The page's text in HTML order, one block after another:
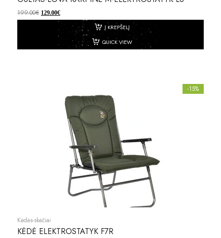
199.00€ 129.00€
Į KREPŠELĮ
QUICK VIEW
-15%
Kėdės-skėčiai
KĖDĖ ELEKTROSTATYK F7R